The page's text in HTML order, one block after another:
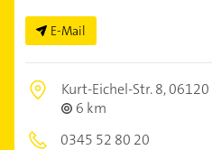
E-Mail
Kurt-Eichel-Str. 8,06120
6 km
0345 52 80 20